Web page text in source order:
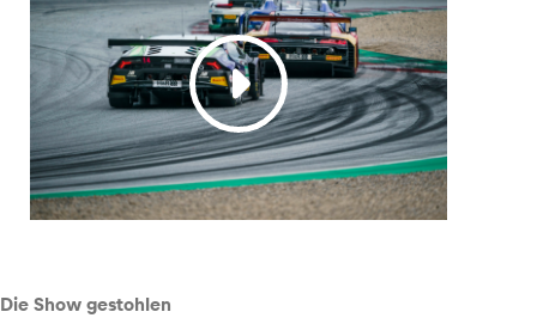
Die Show gestohlen